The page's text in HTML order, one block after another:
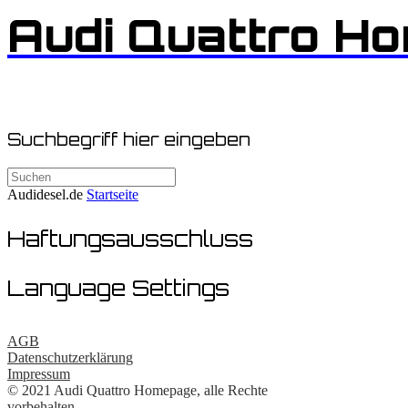
Inhalt
springen
Audi Quattro
Suchbegriff hier eingeben
Suchen
nach:
Audidesel.de Startseite
Haftungsausschluss
Language Settings
AGB
Datenschutzerklärung
Impressum
© 2021 Audi Quattro Homepage, alle Rechte